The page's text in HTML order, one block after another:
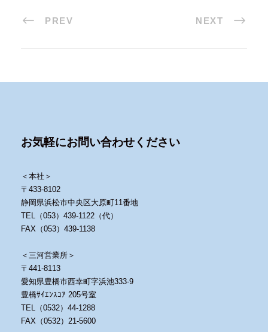
PREV NEXT
お気軽にお問い合わせください
＜本社＞
〒433-8102
静岡県浜松市中央区大原町11番地
TEL（053）439-1122（代）
FAX（053）439-1138
＜三河営業所＞
〒441-8113
愛知県豊橋市西幸町字浜池333-9
豊橋ｻｲｴﾝｽｺｱ 205号室
TEL（0532）44-1288
FAX（0532）21-5600